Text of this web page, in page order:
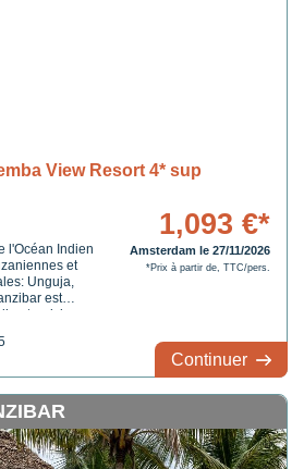
View Resort 4* sup
l'Océan Indien
et
Unguja,
est
naturel, la
donc des
Pour les
offre un
1,093 €*
Amsterdam le 27/11/2026
*Prix à partir de, TTC/pers.
Continuer